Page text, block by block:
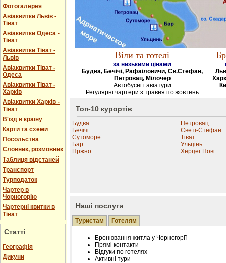
Фотогалерея
Авіаквитки Львів -
Тіват
Авіаквитки Одеса -
Тіват
Авіаквитки Тіват -
Львів
Авіаквитки Тіват -
Одеса
Авіаквитки Тіват -
Харків
Авіаквитки Харків -
Тіват
В'їзд в країну
Карти та схеми
Посольства
Словник, розмовник
Таблиця відстаней
Транспорт
Турподаток
Чартер в
Чорногорію
Чартерні квитки в
Тіват
Статті
Географія
Дикуни
Віли та готелі
за низькими цінами
Будва, Бечічі, Рафаіловичи, Св.Стефан,
Петровац, Мілочер
Автобусні і авіатури
Регулярні чартери з травня по жовтень
Топ-10 курортів
Будва
Бечічі
Сутоморе
Бар
Пржно
Петровац
Светі-Стефан
Тіват
Ульцінь
Херцег Нові
Наші послуги
Туристам Готелям
Бронювання житла у Чорногорії
Прямі контакти
Відгуки по готелях
Активні тури